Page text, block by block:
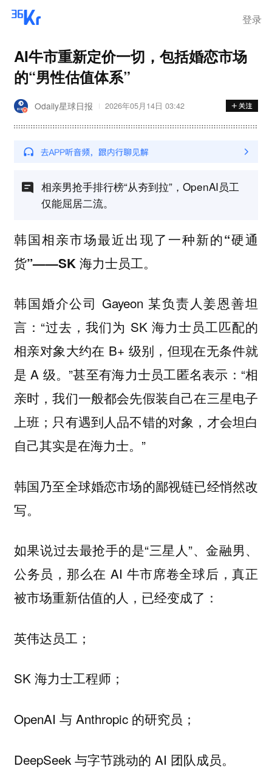
登录
AI牛市重新定价一切，包括婚恋市场
的“男性估值体系”
Odaily星球日报 2026年05月14日 03:42
相亲男抢手排行榜“从夯到拉”，OpenAI员工
仅能屈居二流。
韩国相亲市场最近出现了一种新的“硬通
货”——SK 海力士员工。
韩国婚介公司 Gayeon 某负责人姜恩善坦
言：“过去，我们为 SK 海力士员工匹配的
相亲对象大约在 B+ 级别，但现在无条件就
是 A 级。”甚至有海力士员工匿名表示：“相
亲时，我们一般都会先假装自己在三星电子
上班；只有遇到人品不错的对象，才会坦白
自己其实是在海力士。”
韩国乃至全球婚恋市场的鄙视链已经悄然改
写。
如果说过去最抢手的是“三星人”、金融男、
公务员，那么在 AI 牛市席卷全球后，真正
被市场重新估值的人，已经变成了：
英伟达员工；
SK 海力士工程师；
OpenAI 与 Anthropic 的研究员；
DeepSeek 与字节跳动的 AI 团队成员。